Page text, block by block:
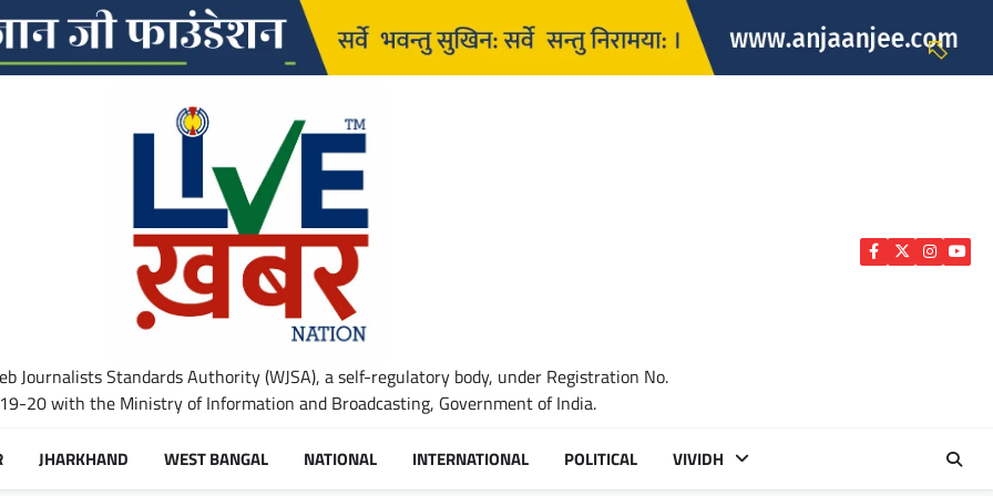
Journalists Standards Authority (WJSA), a self-regulatory body, under Registration No.
20 with the Ministry of Information and Broadcasting, Government of India.
Facebook
Twitter
JHARKHAND WEST BANGAL NATIONAL INTERNATIONAL POLITICAL VIVIDH